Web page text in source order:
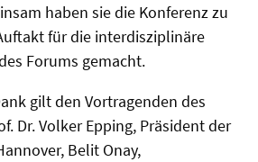
haben sie die Konferenz zu
für die interdisziplinäre
Forums gemacht.
gilt den Vortragenden des
Dr. Volker Epping, Präsident der
Belit Onay,